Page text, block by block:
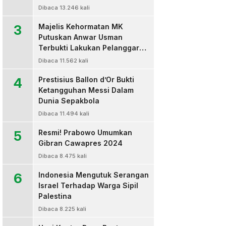
Dibaca 13.246 kali
3
Majelis Kehormatan MK
Putuskan Anwar Usman
Terbukti Lakukan Pelanggaran
Berat Kode Etik dan
Dibaca 11.562 kali
4
Prestisius Ballon d’Or Bukti
Ketangguhan Messi Dalam
Dunia Sepakbola
Dibaca 11.494 kali
5
Resmi! Prabowo Umumkan
Gibran Cawapres 2024
Dibaca 8.475 kali
6
Indonesia Mengutuk Serangan
Israel Terhadap Warga Sipil
Palestina
Dibaca 8.225 kali